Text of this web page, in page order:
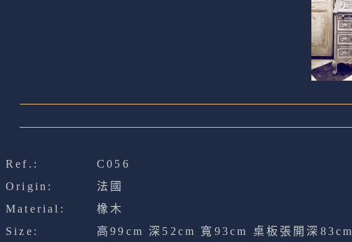
Ref.:
C056
Origin:
法國
Material:
橡木
Size:
高99cm 深52cm 寬93cm 桌板張開深83cm